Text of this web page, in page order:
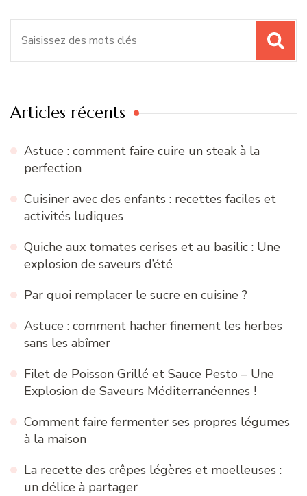
Articles récents
Astuce : comment faire cuire un steak à la
perfection
Cuisiner avec des enfants : recettes faciles et
activités ludiques
Quiche aux tomates cerises et au basilic : Une
explosion de saveurs d’été
Par quoi remplacer le sucre en cuisine ?
Astuce : comment hacher finement les herbes
sans les abîmer
Filet de Poisson Grillé et Sauce Pesto – Une
Explosion de Saveurs Méditerranéennes !
Comment faire fermenter ses propres légumes
à la maison
La recette des crêpes légères et moelleuses :
un délice à partager